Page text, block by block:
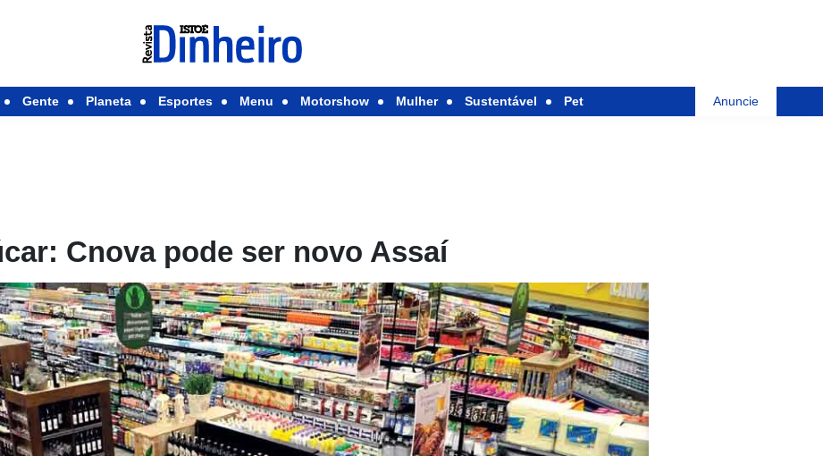
Gente Planeta Esportes Menu Motorshow Mulher Sustentável Pet Anuncie
Cnova pode ser novo Assaí